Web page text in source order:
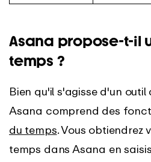
Asana propose-t-il
temps ?
Bien qu'il s'agisse d'un
Asana comprend des
du temps. Vous obtiendrez
temps dans Asana en